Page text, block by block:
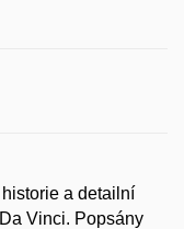
a detailní
Vinci. Popsány